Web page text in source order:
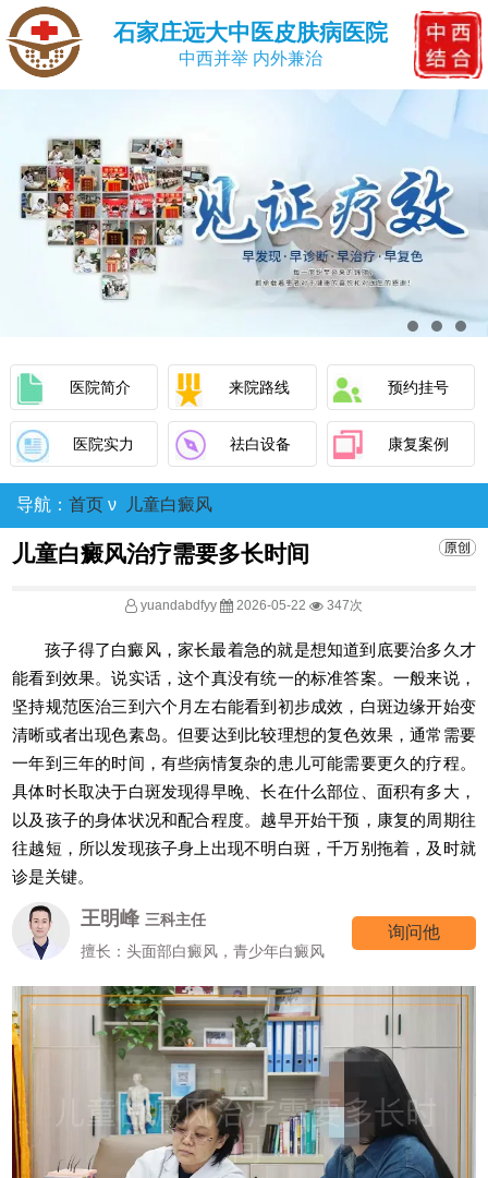
石家庄远大中医皮肤病医院
中西并举 内外兼治
医院简介 来院路线 预约挂号
医院实力 祛白设备 康复案例
导航： 首页 ν 儿童白癜风
儿童白癜风治疗需要多长时间
yuandabdfyy 2026-05-22 347次
孩子得了白癜风，家长最着急的就是想知道到底要治多久才
能看到效果。说实话，这个真没有统一的标准答案。一般来说，
坚持规范医治三到六个月左右能看到初步成效，白斑边缘开始变
清晰或者出现色素岛。但要达到比较理想的复色效果，通常需要
一年到三年的时间，有些病情复杂的患儿可能需要更久的疗程。
具体时长取决于白斑发现得早晚、长在什么部位、面积有多大，
以及孩子的身体状况和配合程度。越早开始干预，康复的周期往
往越短，所以发现孩子身上出现不明白斑，千万别拖着，及时就
诊是关键。
王明峰 三科主任
擅长：头面部白癜风，青少年白癜风
询问他